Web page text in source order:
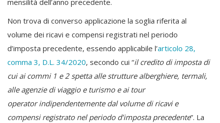
mensilità dell’anno precedente.
Non trova di converso applicazione la soglia riferita al
volume dei ricavi e compensi registrati nel periodo
d’imposta precedente, essendo applicabile l’articolo 28,
comma 3, D.L. 34/2020, secondo cui “il credito di imposta di
cui ai commi 1 e 2 spetta alle strutture alberghiere, termali,
alle agenzie di viaggio e turismo e ai tour
operator indipendentemente dal volume di ricavi e
compensi registrato nel periodo d’imposta precedente”. La